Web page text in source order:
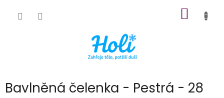
Bavlněná čelenka - Pestrá - 28